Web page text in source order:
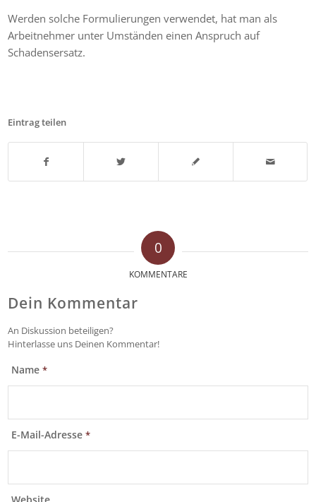
Werden solche Formulierungen verwendet, hat man als
Arbeitnehmer unter Umständen einen Anspruch auf
Schadensersatz.
Eintrag teilen
0
KOMMENTARE
Dein Kommentar
An Diskussion beteiligen?
Hinterlasse uns Deinen Kommentar!
Name*
E-Mail-Adresse*